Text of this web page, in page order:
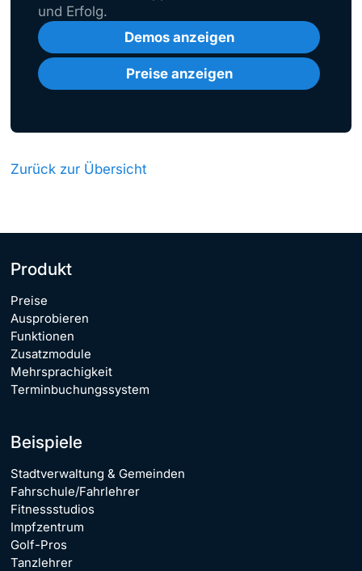
und Erfolg.
Demos anzeigen
Preise anzeigen
Zurück zur Übersicht
Produkt
Preise
Ausprobieren
Funktionen
Zusatzmodule
Mehrsprachigkeit
Terminbuchungssystem
Beispiele
Stadtverwaltung & Gemeinden
Fahrschule/Fahrlehrer
Fitnessstudios
Impfzentrum
Golf-Pros
Tanzlehrer